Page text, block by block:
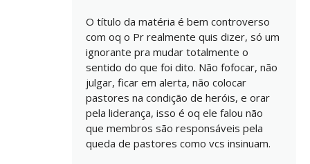
O título da matéria é bem controverso
com oq o Pr realmente quis dizer, só um
ignorante pra mudar totalmente o
sentido do que foi dito. Não fofocar, não
julgar, ficar em alerta, não colocar
pastores na condição de heróis, e orar
pela liderança, isso é oq ele falou não
que membros são responsáveis pela
queda de pastores como vcs insinuam.